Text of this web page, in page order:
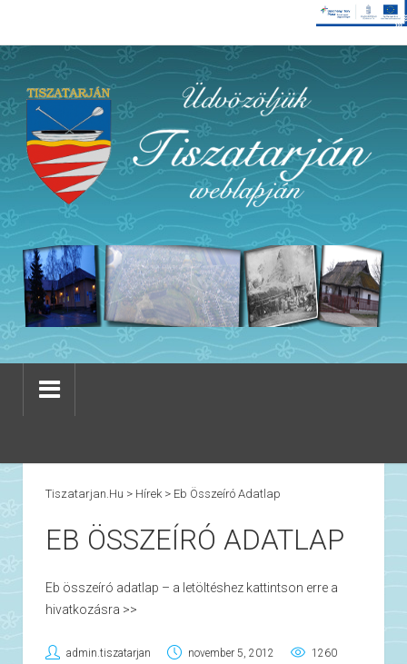
Tiszatarjan.hu > Hírek> Eb Összeíró Adatlap
EB ÖSSZEÍRÓ ADATLAP
Eb összeíró adatlap – a letöltéshez kattintson erre a
hivatkozásra >>
admin.tiszatarjan november 5, 2012 1260